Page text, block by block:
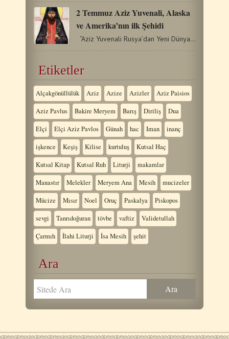
2 Temmuz Aziz Yuvenali, Alaska
ve Amerika’nın ilk Şehidi
“Aziz Yuvenali Rusya’dan Yeni Dünya’da İncil’i…
Etiketler
Alçakgönüllülük Aziz Azize Azizler Aziz Paisios
Aziz Pavlus Bakire Meryem Barış Diriliş Dua
Elçi Elçi Aziz Pavlos Günah hac Iman inanç
işkence Keşiş Kilise kurtuluş Kutsal Haç
Kutsal Kitap Kutsal Ruh Liturji makamlar
Manastır Melekler Meryem Ana Mesih mucizeler
Mücize Mısır Noel Oruç Paskalya Piskopos
sevgi Tanrıdoğuran tövbe vaftiz Validetullah
Çarmıh İlahi Liturji İsa Mesih şehit
Ara